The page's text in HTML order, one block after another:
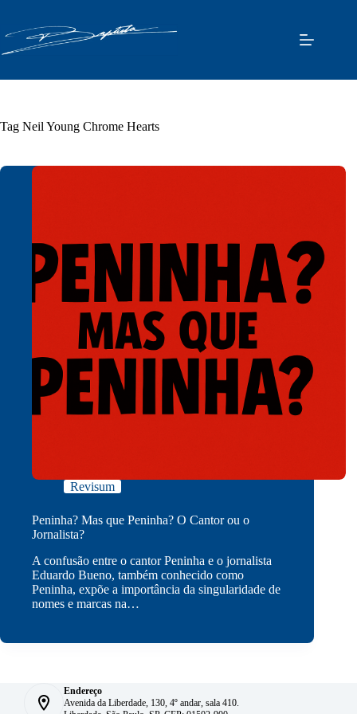
o
conteúdo
Tag Neil Young Chrome Hearts
Revisum
Peninha? Mas que Peninha? O Cantor ou o
Jornalista?
A confusão entre o cantor Peninha e o jornalista
Eduardo Bueno, também conhecido como
Peninha, expõe a importância da singularidade de
nomes e marcas na…
Endereço
Avenida da Liberdade, 130, 4º andar, sala 410.